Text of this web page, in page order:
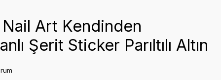
Art Kendinden
Şerit Sticker Parıltılı Altın